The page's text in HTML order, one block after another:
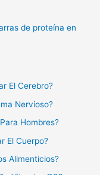
de proteína en
El Cerebro?
Nervioso?
Hombres?
El Cuerpo?
Alimenticios?